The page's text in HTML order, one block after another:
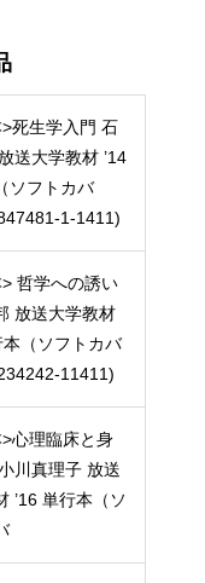
死生学入門 石
送大学教材 ’14
ソフトカバ
1-1411)
哲学への誘い
放送大学教材
本（ソフトカバ
11411)
心理臨床と身
川真理子 放送
’16 単行本（ソ
1-1611)